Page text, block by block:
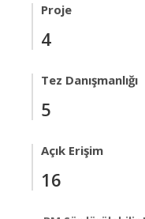
Proje
4
Tez Danışmanlığı
5
Açık Erişim
16